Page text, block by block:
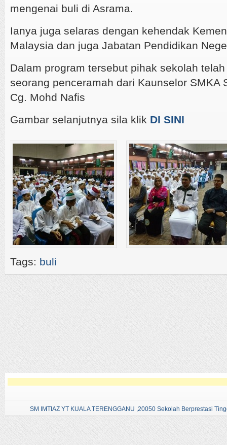
mengenai buli di Asrama.
Ianya juga selaras dengan kehendak
Malaysia dan juga Jabatan Pendidikan
Dalam program tersebut pihak sekolah
seorang penceramah dari Kaunselor SMKA
Cg. Mohd Nafis
Gambar selanjutnya sila klik DI SINI
Tags: buli
SM IMTIAZ YT KUALA TERENGGANU ,20050 Sekolah Berprestasi